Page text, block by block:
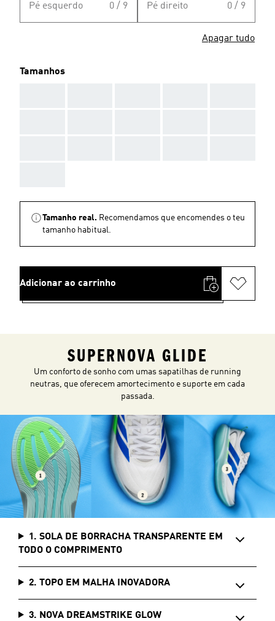
Pé esquerdo 0 / 9 Pé direito 0 / 9
Apagar tudo
Tamanhos
Tamanho real. Recomendamos que encomendes o teu
tamanho habitual.
Adicionar ao carrinho
SUPERNOVA GLIDE
Um conforto de sonho com umas sapatilhas de running
neutras, que oferecem amortecimento e suporte em cada
passada.
1. SOLA DE BORRACHA TRANSPARENTE EM
TODO O COMPRIMENTO
2. TOPO EM MALHA INOVADORA
3. NOVA DREAMSTRIKE GLOW